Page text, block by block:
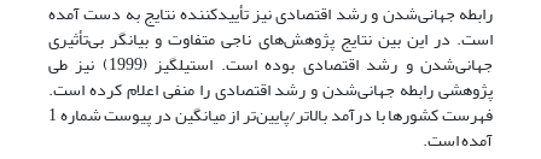
رابطه جهانی‌شدن و رشد اقتصادی نیز تأییدکننده نتایج به دست آمده
است. در این بین نتایج پژوهش‌های ناجی متفاوت و بیانگر بی‌تأثیری
جهانی‌شدن و رشد اقتصادی بوده است. استیلگیز (1999) نیز طی
پژوهشی رابطه جهانی‌شدن و رشد اقتصادی را منفی اعلام کرده است.
فهرست کشورها با درآمد بالاتر/پایین‌تر از میانگین در پیوست شماره 1
آمده است.